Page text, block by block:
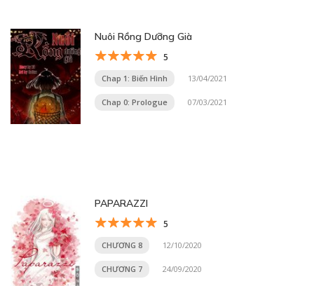
Nuôi Rồng Dưỡng Già
5
Chap 1: Biến Hình 13/04/2021
Chap 0: Prologue 07/03/2021
PAPARAZZI
5
CHƯƠNG 8 12/10/2020
CHƯƠNG 7 24/09/2020